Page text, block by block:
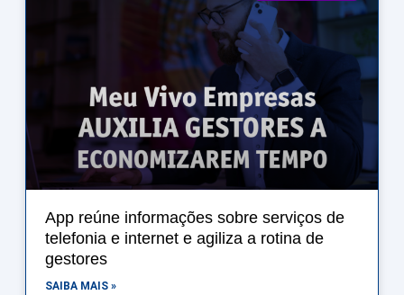
App reúne informações sobre serviços de
telefonia e internet e agiliza a rotina de
gestores
SAIBA MAIS »